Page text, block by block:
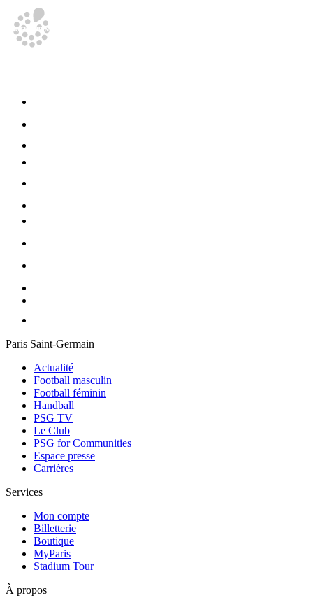
Paris Saint-Germain
Actualité
Football masculin
Football féminin
Handball
PSG TV
Le Club
PSG for Communities
Espace presse
Carrières
Services
Mon compte
Billetterie
Boutique
MyParis
Stadium Tour
À propos